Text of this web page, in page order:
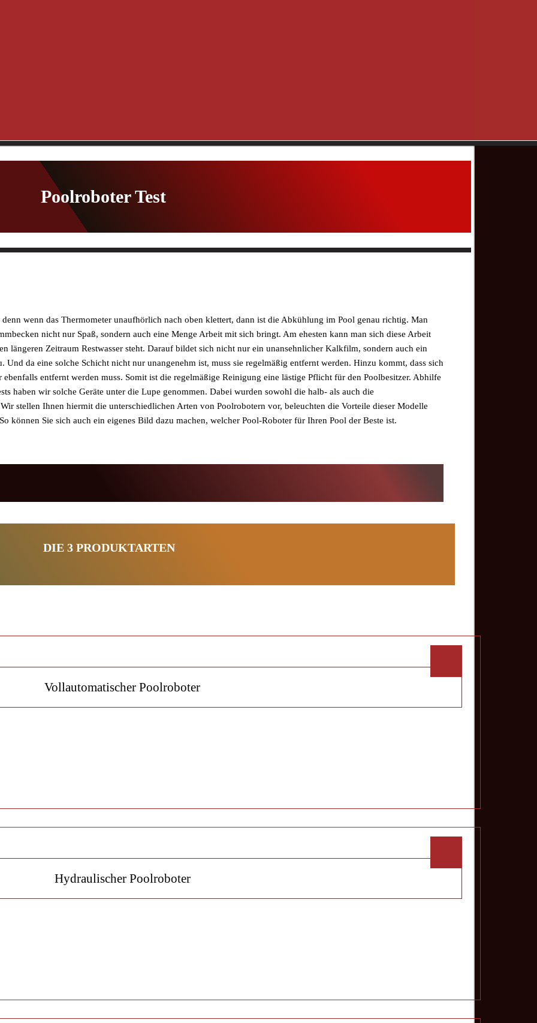
Poolroboter Test
denn wenn das Thermometer unaufhörlich nach oben klettert, dann ist die Abkühlung im Pool genau richtig. Man
nicht nur Spaß, sondern auch eine Menge Arbeit mit sich bringt. Am ehesten kann man sich diese Arbeit
längeren Zeitraum Restwasser steht. Darauf bildet sich nicht nur ein unansehnlicher Kalkfilm, sondern auch ein
da eine solche Schicht nicht nur unangenehm ist, muss sie regelmäßig entfernt werden. Hinzu kommt, dass sich
entfernt werden muss. Somit ist die regelmäßige Reinigung eine lästige Pflicht für den Poolbesitzer. Abhilfe
haben wir solche Geräte unter die Lupe genommen. Dabei wurden sowohl die halb- als auch die
stellen Ihnen hiermit die unterschiedlichen Arten von Poolrobotern vor, beleuchten die Vorteile dieser Modelle
können Sie sich auch ein eigenes Bild dazu machen, welcher Pool-Roboter für Ihren Pool der Beste ist.
DIE 3 PRODUKTARTEN
Vollautomatischer Poolroboter
Hydraulischer Poolroboter